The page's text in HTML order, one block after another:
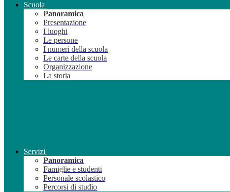
Scuola
Panoramica
Presentazione
I luoghi
Le persone
I numeri della scuola
Le carte della scuola
Organizzazione
La storia
Servizi
Panoramica
Famiglie e studenti
Personale scolastico
Percorsi di studio